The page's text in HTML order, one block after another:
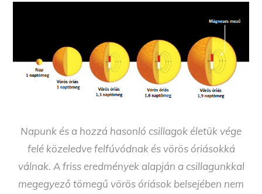
Napunk és a hozzá hasonló csillagok életük vége
felé közeledve felfúvódnak és vörös óriásokká
válnak. A friss eredmények alapján a csillagunkkal
megegyező tömegű vörös óriások belsejében nem